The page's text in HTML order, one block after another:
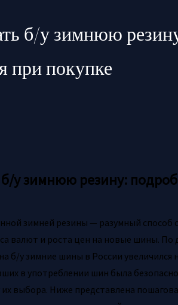
б/у зимнюю
при покупке
у зимнюю резину:
зимней резины — разумный способ
валют и роста цен на новые шины. По
б/у зимние шины в России увеличился
в употреблении шин была
выбора. Ниже представлена